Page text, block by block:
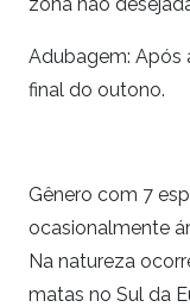
Adubagem: Após
final do outono.
Gênero com 7
ocasionalmente
Na natureza
matas no Sul da